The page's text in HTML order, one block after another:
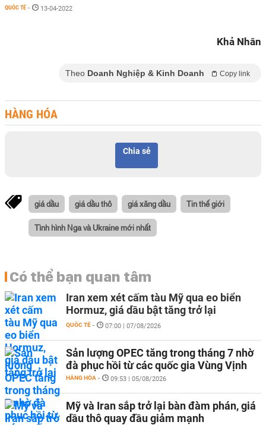
QUỐC TẾ - 13-04-2022
Khả Nhân
Theo Doanh Nghiệp & Kinh Doanh Copy link
HÀNG HÓA
Chia sẻ
giá dầu giá dầu thô giá xăng dầu Tin thế giới
Tình hình Nga và Ukraine mới nhất
Có thể bạn quan tâm
Iran xem xét cấm tàu Mỹ qua eo biển
Hormuz, giá dầu bật tăng trở lại
QUỐC TẾ - 07:00 | 07/08/2026
Sản lượng OPEC tăng trong tháng 7 nhờ
đà phục hồi từ các quốc gia Vùng Vịnh
HÀNG HÓA - 09:53 | 05/08/2026
Mỹ và Iran sắp trở lại bàn đàm phán, giá
dầu thô quay đầu giảm mạnh